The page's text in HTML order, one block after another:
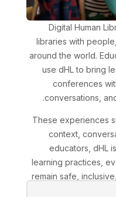
Digital Human
libraries with
around the world.
use dHL to bring
conferences
conversations,
These experiences
context,
educators, dHL
learning practices,
remain safe,